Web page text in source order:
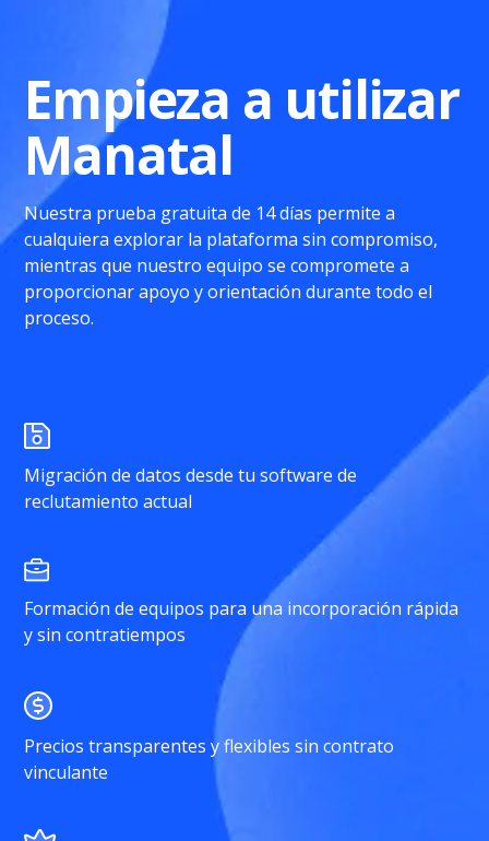
Empieza a utilizar
Manatal
Nuestra prueba gratuita de 14 días permite a
cualquiera explorar la plataforma sin compromiso,
mientras que nuestro equipo se compromete a
proporcionar apoyo y orientación durante todo el
proceso.
Migración de datos desde tu software de
reclutamiento actual
Formación de equipos para una incorporación rápida
y sin contratiempos
Precios transparentes y flexibles sin contrato
vinculante